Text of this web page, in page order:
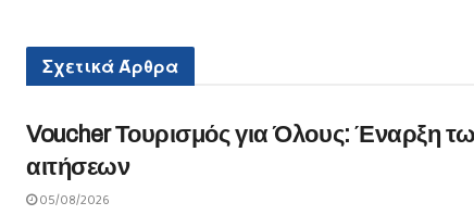
ΣχετικάΆρθρα
Voucher Τουρισμός για Όλους: Έναρξη
αιτήσεων
05/08/2026